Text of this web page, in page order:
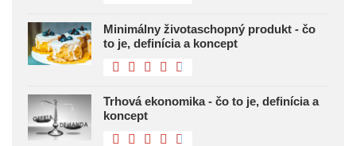
Minimálny životaschopný produkt - čo
to je, definícia a koncept
Trhová ekonomika - čo to je, definícia a
koncept